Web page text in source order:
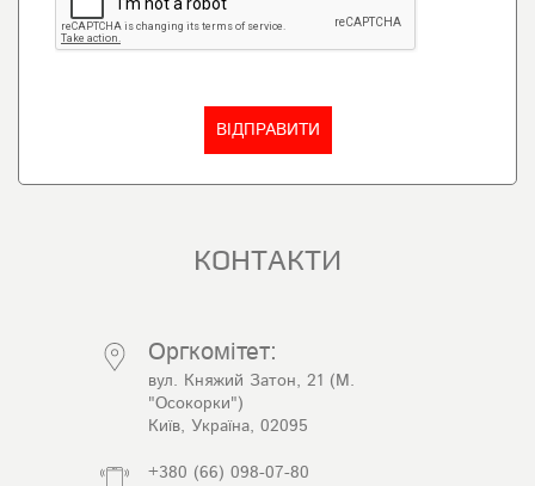
КОНТАКТИ
Оргкомітет:
вул. Княжий Затон, 21 (М.
"Осокорки")
Київ, Україна, 02095
+380 (66) 098-07-80